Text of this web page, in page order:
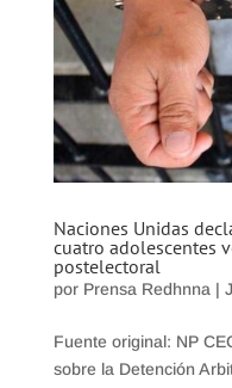
Naciones Unidas
cuatro adolescentes
postelectoral
por Prensa Redhnna|
Fuente original: NP
sobre la Detención